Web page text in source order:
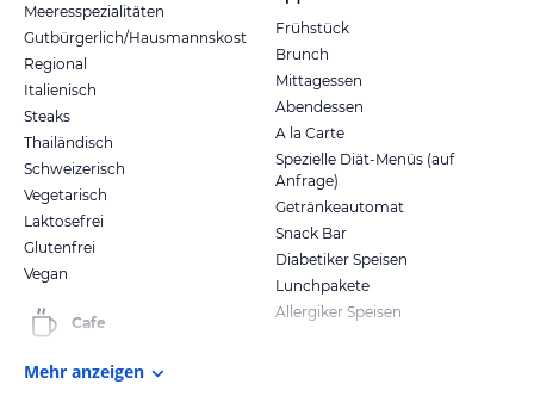
Meeresspezialitäten
Gutbürgerlich/Hausmannskost
Regional
Italienisch
Steaks
Thailändisch
Schweizerisch
Vegetarisch
Laktosefrei
Glutenfrei
Vegan
Cafe
Frühstück
Brunch
Mittagessen
Abendessen
A la Carte
Spezielle Diät-Menüs (auf
Anfrage)
Getränkeautomat
Snack Bar
Diabetiker Speisen
Lunchpakete
Allergiker Speisen
Mehr anzeigen